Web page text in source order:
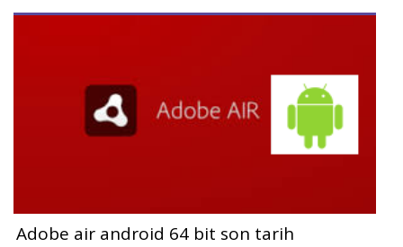
Adobe air android 64 bit son tarih